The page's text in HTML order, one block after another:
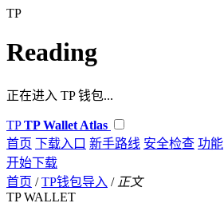
TP
Reading
正在进入 TP 钱包...
TP TP Wallet Atlas
首页 下载入口 新手路线 安全检查 功能
开始下载
首页 / TP钱包导入 / 正文
TP WALLET